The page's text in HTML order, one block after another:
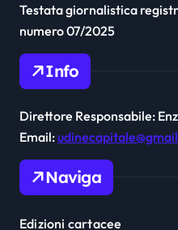
Testata giornalistica
numero 07/2025
Info
Direttore Responsabile:
Email:
Naviga
Edizioni cartacee